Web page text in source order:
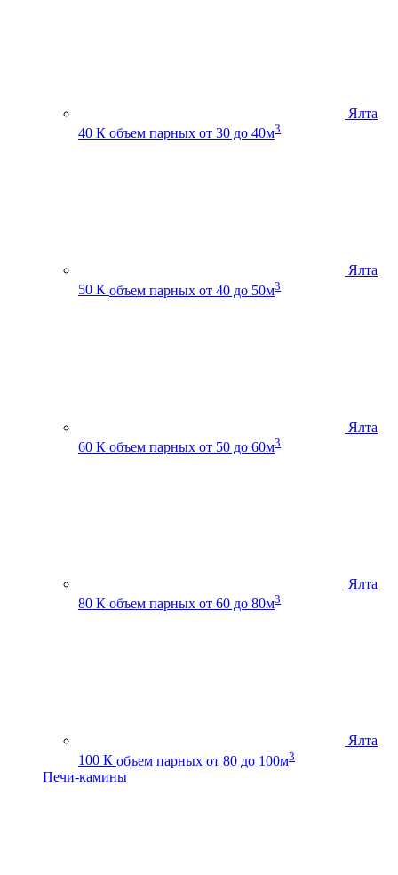
Ялта
40 К объем парных от 30 до 40м3
Ялта
50 К объем парных от 40 до 50м3
Ялта
60 К объем парных от 50 до 60м3
Ялта
80 К объем парных от 60 до 80м3
Ялта
100 К объем парных от 80 до 100м3
Печи-камины